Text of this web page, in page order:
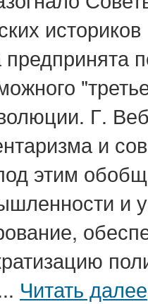
Г.
и
этим
и
Читать далее